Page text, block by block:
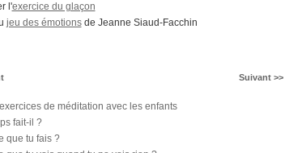
l'exercice du glaçon
jeu des émotionsde Jeanne Siaud-Facchin
Suivant >>
de méditation avec les enfants
fait-il ?
que tu fais ?